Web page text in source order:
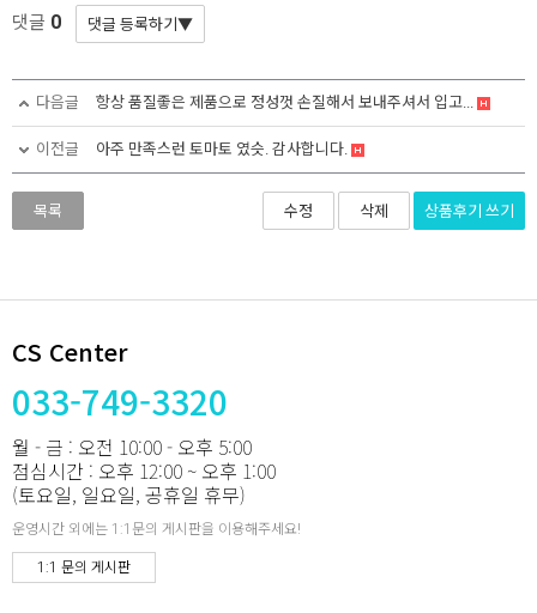
댓글 0
다음글 항상 품질좋은 제품으로 정성껏 손질해서 보내주셔서 입고...
이전글 아주 만족스런 토마토 였슷. 감사합니다.
목록 수정 삭제 상품후기 쓰기
CS Center
033-749-3320
월 - 금 : 오전 10:00 - 오후 5:00
점심시간 : 오후 12:00 ~ 오후 1:00
(토요일, 일요일, 공휴일 휴무)
운영시간 외에는 1:1문의 게시판을 이용해주세요!
1:1 문의 게시판